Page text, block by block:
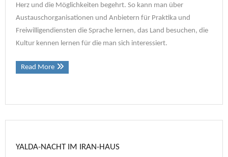
Herz und die Möglichkeiten begehrt. So kann man über
Austauschorganisationen und Anbietern für Praktika und
Freiwilligendiensten die Sprache lernen, das Land besuchen, die
Kultur kennen lernen für die man sich interessiert.
Read More
YALDA-NACHT IM IRAN-HAUS